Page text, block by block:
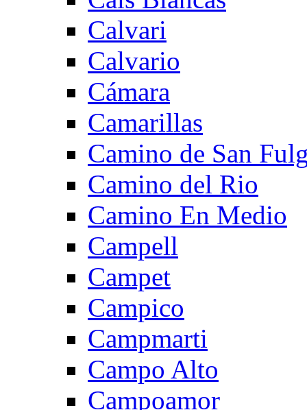
Calvari
Calvario
Cámara
Camarillas
Camino de San
Camino del Rio
Camino En Medio
Campell
Campet
Campico
Campmarti
Campo Alto
Campoamor